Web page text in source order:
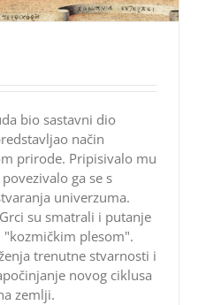
bio sastavni dio
način
prirode. Pripisivalo mu
ga se s
univerzuma.
su smatrali i putanje
"kozmičkim plesom".
trenutne stvarnosti i
novog ciklusa
zemlji.